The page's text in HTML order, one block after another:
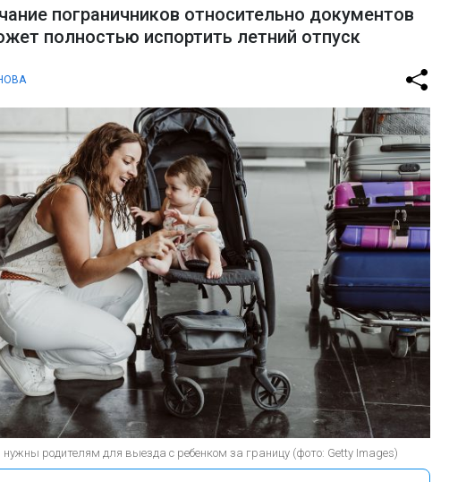
пограничников относительно документов
полностью испортить летний отпуск
родителям для выезда с ребенком за границу (фото: Getty Images)